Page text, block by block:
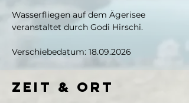
Wasserfliegen auf dem Ägerisee
veranstaltet durch Godi Hirschi.
Verschiebedatum: 18.09.2026
Zeit & Ort